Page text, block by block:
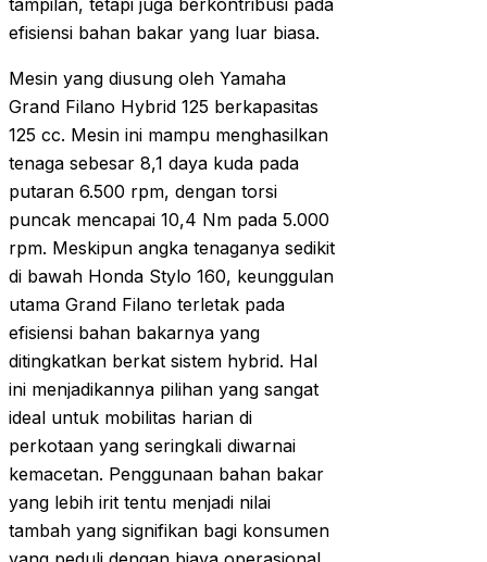
tampilan, tetapi juga berkontribusi pada
efisiensi bahan bakar yang luar biasa.
Mesin yang diusung oleh Yamaha
Grand Filano Hybrid 125 berkapasitas
125 cc. Mesin ini mampu menghasilkan
tenaga sebesar 8,1 daya kuda pada
putaran 6.500 rpm, dengan torsi
puncak mencapai 10,4 Nm pada 5.000
rpm. Meskipun angka tenaganya sedikit
di bawah Honda Stylo 160, keunggulan
utama Grand Filano terletak pada
efisiensi bahan bakarnya yang
ditingkatkan berkat sistem hybrid. Hal
ini menjadikannya pilihan yang sangat
ideal untuk mobilitas harian di
perkotaan yang seringkali diwarnai
kemacetan. Penggunaan bahan bakar
yang lebih irit tentu menjadi nilai
tambah yang signifikan bagi konsumen